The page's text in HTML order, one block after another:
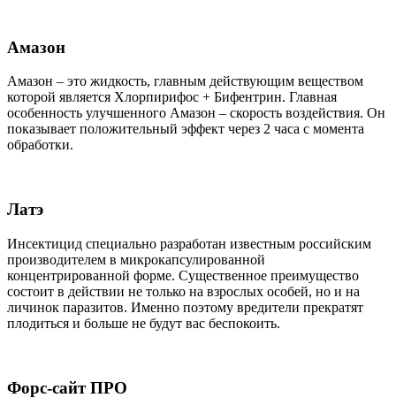
Амазон
Амазон – это жидкость, главным действующим веществом
которой является Хлорпирифос + Бифентрин. Главная
особенность улучшенного Амазон – скорость воздействия. Он
показывает положительный эффект через 2 часа с момента
обработки.
Латэ
Инсектицид специально разработан известным российским
производителем в микрокапсулированной
концентрированной форме. Существенное преимущество
состоит в действии не только на взрослых особей, но и на
личинок паразитов. Именно поэтому вредители прекратят
плодиться и больше не будут вас беспокоить.
Форс-сайт ПРО